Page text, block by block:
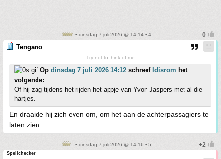
• dinsdag 7 juli 2026 @ 14:14 • 4
Tengano
Try not to think of me
Op dinsdag 7 juli 2026 14:12 schreef Idisrom het
volgende:
Of hij zag tijdens het rijden het appje van Yvon Jaspers met al die
hartjes.
En draaide hij zich even om, om het aan de achterpassagiers te
laten zien.
• dinsdag 7 juli 2026 @ 14:16 • 5
Spellchecker